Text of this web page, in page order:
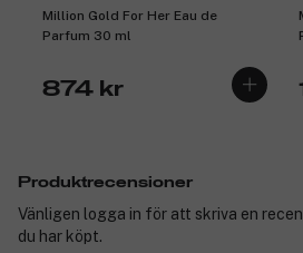
Million Gold For Her Eau de
Parfum 30 ml
874 kr
Produktrecensioner
Vänligen logga in för att skriva en
du har köpt.